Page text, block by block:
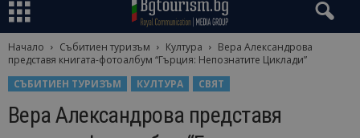
Начало Събитиен туризъм Култура
Вера Александрова
представя книгата-фотоалбум “Гърция: Непознатите Циклади”
СЪБИТИЕН ТУРИЗЪМ
КУЛТУРА СВЯТ
Вера Александрова представя